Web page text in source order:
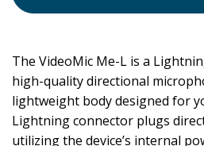
The VideoMic Me-L is a
high-quality directional
lightweight body designed for
Lightning connector plugs
utilizing the device’s internal